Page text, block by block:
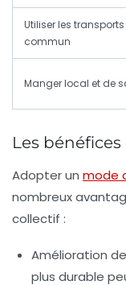
Utiliser les transports
commun
Manger local et de
Les
Adopter un mode
nombreux
collectif :
Amélioration
plus durable